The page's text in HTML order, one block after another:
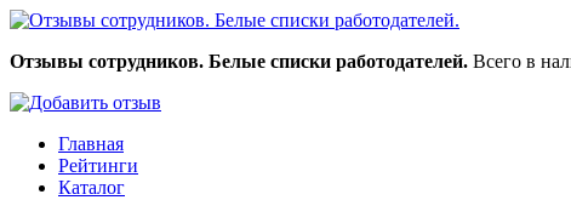
Отзывы сотрудников. Белые списки работодателей. Всего в
Главная
Рейтинги
Каталог